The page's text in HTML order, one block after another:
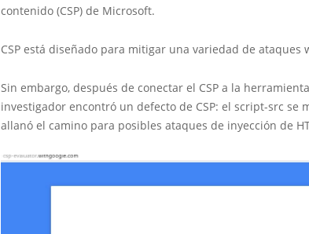
contenido (CSP) de Microsoft.
CSP está diseñado para mitigar una variedad de ataques
Sin embargo, después de conectar el CSP a la
investigador encontró un defecto de CSP: el script-src se
allanó el camino para posibles ataques de inyección de